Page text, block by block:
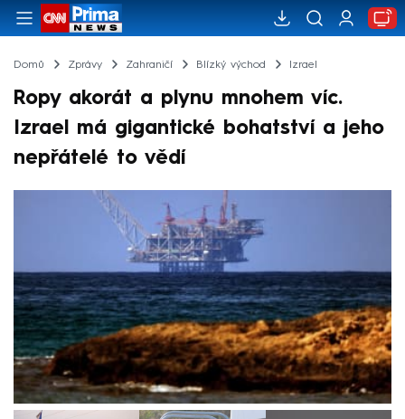
Domů Zprávy Zahraničí Blízký východ Izrael
Ropy akorát a plynu mnohem víc.
Izrael má gigantické bohatství a jeho
nepřátelé to vědí